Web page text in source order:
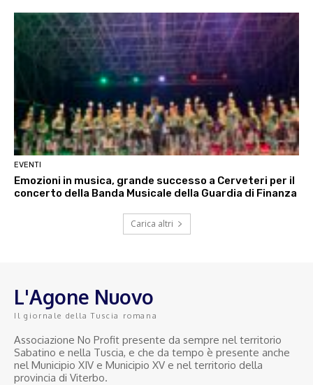
EVENTI
Emozioni in musica, grande successo a Cerveteri per il
concerto della Banda Musicale della Guardia di Finanza
Carica altri
L'Agone Nuovo
Il giornale della Tuscia romana
Associazione No Profit presente da sempre nel territorio
Sabatino e nella Tuscia, e che da tempo è presente anche
nel Municipio XIV e Municipio XV e nel territorio della
provincia di Viterbo.